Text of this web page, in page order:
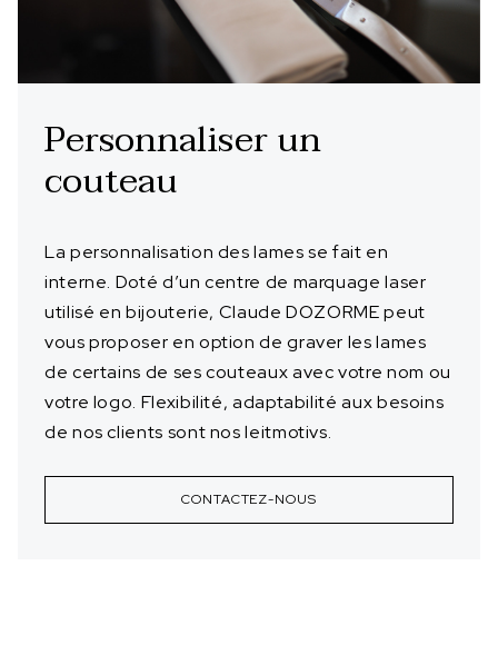
Personnaliser un
couteau
La personnalisation des lames se fait en
interne. Doté d’un centre de marquage laser
utilisé en bijouterie, Claude DOZORME peut
vous proposer en option de graver les lames
de certains de ses couteaux avec votre nom ou
votre logo. Flexibilité, adaptabilité aux besoins
de nos clients sont nos leitmotivs.
CONTACTEZ-NOUS